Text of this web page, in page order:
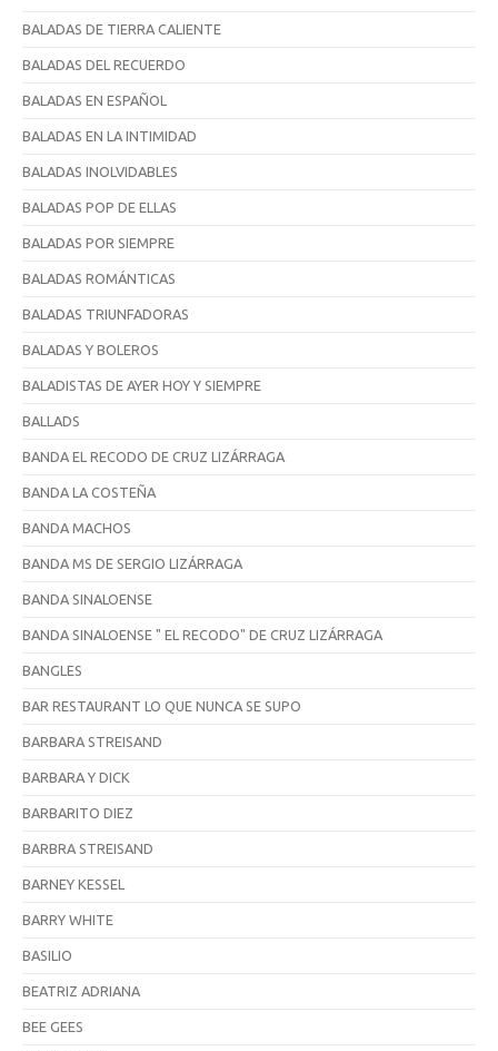
BALADAS DE TIERRA CALIENTE
BALADAS DEL RECUERDO
BALADAS EN ESPAÑOL
BALADAS EN LA INTIMIDAD
BALADAS INOLVIDABLES
BALADAS POP DE ELLAS
BALADAS POR SIEMPRE
BALADAS ROMÁNTICAS
BALADAS TRIUNFADORAS
BALADAS Y BOLEROS
BALADISTAS DE AYER HOY Y SIEMPRE
BALLADS
BANDA EL RECODO DE CRUZ LIZÁRRAGA
BANDA LA COSTEÑA
BANDA MACHOS
BANDA MS DE SERGIO LIZÁRRAGA
BANDA SINALOENSE
BANDA SINALOENSE " EL RECODO" DE CRUZ LIZÁRRAGA
BANGLES
BAR RESTAURANT LO QUE NUNCA SE SUPO
BARBARA STREISAND
BARBARA Y DICK
BARBARITO DIEZ
BARBRA STREISAND
BARNEY KESSEL
BARRY WHITE
BASILIO
BEATRIZ ADRIANA
BEE GEES